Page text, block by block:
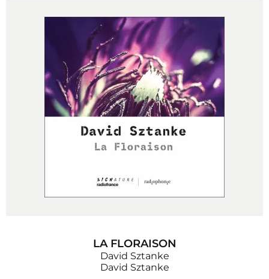
LA FLORAISON
David Sztanke
David Sztanke